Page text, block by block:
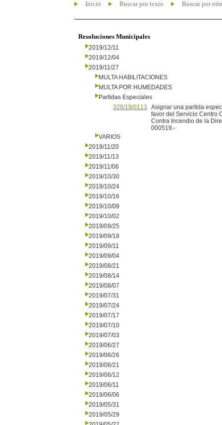
Inicio Buscar por texto Buscar por
Resoluciones Municipales
2019/12/11
2019/12/04
2019/11/27
MULTA HABILITACIONES
MULTA POR HUMEDADES
Partidas Especiales
328/19/0113
Asignar una partida
favor del Servicio Centro
Contra Incendio de la
000519.-
VARIOS
2019/11/20
2019/11/13
2019/11/06
2019/10/30
2019/10/24
2019/10/16
2019/10/09
2019/10/02
2019/09/25
2019/09/18
2019/09/11
2019/09/04
2019/08/21
2019/08/14
2019/08/07
2019/07/31
2019/07/24
2019/07/17
2019/07/10
2019/07/03
2019/06/27
2019/06/26
2019/06/21
2019/06/12
2019/06/11
2019/06/06
2019/05/31
2019/05/29